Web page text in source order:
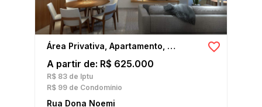
Área Privativa, Apartamento, Cobertura
A partir de: R$ 625.000
R$ 83 de Iptu
R$ 99 de Condomínio
Rua Dona Noemi